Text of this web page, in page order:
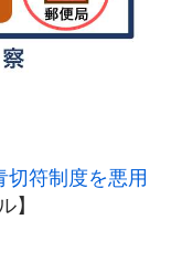
切符制度を悪用
】